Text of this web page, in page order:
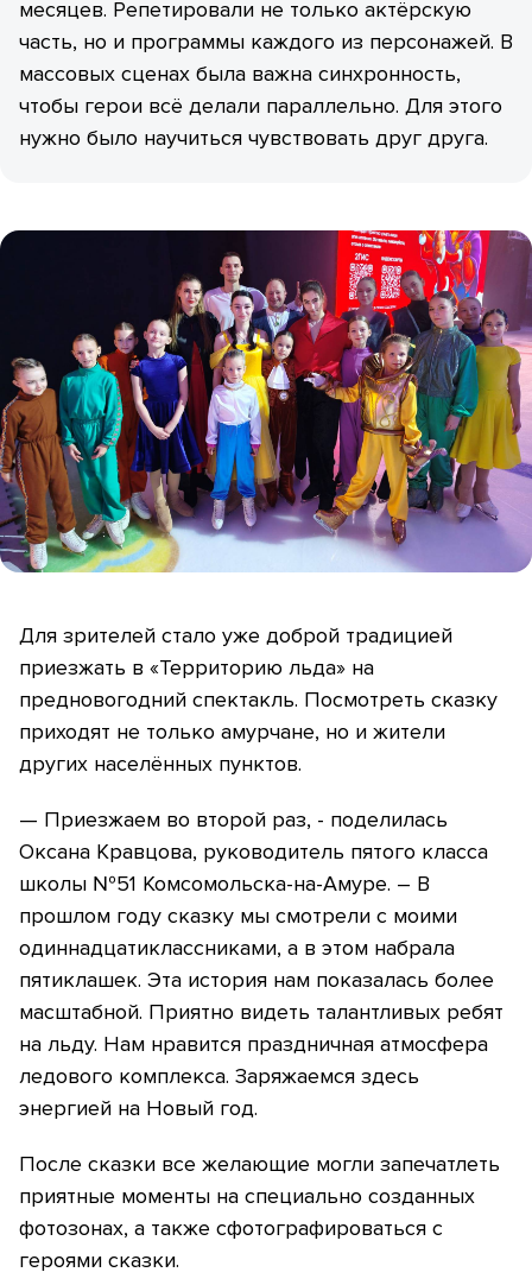
месяцев. Репетировали не только актёрскую
часть, но и программы каждого из персонажей. В
массовых сценах была важна синхронность,
чтобы герои всё делали параллельно. Для этого
нужно было научиться чувствовать друг друга.
Для зрителей стало уже доброй традицией
приезжать в «Территорию льда» на
предновогодний спектакль. Посмотреть сказку
приходят не только амурчане, но и жители
других населённых пунктов.
— Приезжаем во второй раз, - поделилась
Оксана Кравцова, руководитель пятого класса
школы №51 Комсомольска-на-Амуре. – В
прошлом году сказку мы смотрели с моими
одиннадцатиклассниками, а в этом набрала
пятиклашек. Эта история нам показалась более
масштабной. Приятно видеть талантливых ребят
на льду. Нам нравится праздничная атмосфера
ледового комплекса. Заряжаемся здесь
энергией на Новый год.
После сказки все желающие могли запечатлеть
приятные моменты на специально созданных
фотозонах, а также сфотографироваться с
героями сказки.